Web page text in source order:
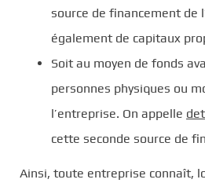
source de financement de
également de capitaux
Soit au moyen de fonds
personnes physiques ou
l’entreprise. On appelle
cette seconde source de
Ainsi, toute entreprise connaît,